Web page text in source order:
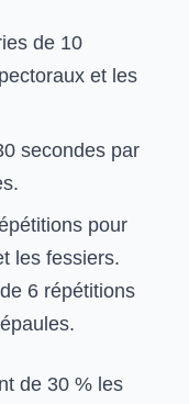
de 10
et les
secondes par
pour
les fessiers.
6 répétitions
de 30 % les